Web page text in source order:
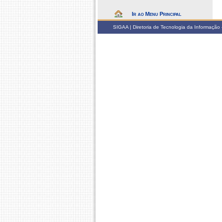
Ir ao Menu Principal
SIGAA | Diretoria de Tecnologia da